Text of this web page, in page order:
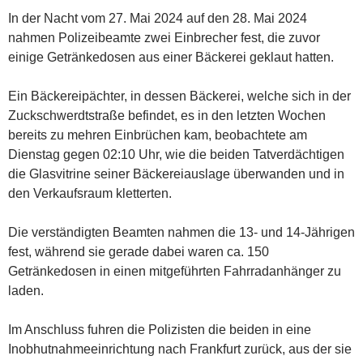
In der Nacht vom 27. Mai 2024 auf den 28. Mai 2024
nahmen Polizeibeamte zwei Einbrecher fest, die zuvor
einige Getränkedosen aus einer Bäckerei geklaut hatten.
Ein Bäckereipächter, in dessen Bäckerei, welche sich in der
Zuckschwerdtstraße befindet, es in den letzten Wochen
bereits zu mehren Einbrüchen kam, beobachtete am
Dienstag gegen 02:10 Uhr, wie die beiden Tatverdächtigen
die Glasvitrine seiner Bäckereiauslage überwanden und in
den Verkaufsraum kletterten.
Die verständigten Beamten nahmen die 13- und 14-Jährigen
fest, während sie gerade dabei waren ca. 150
Getränkedosen in einen mitgeführten Fahrradanhänger zu
laden.
Im Anschluss fuhren die Polizisten die beiden in eine
Inobhutnahmeeinrichtung nach Frankfurt zurück, aus der sie